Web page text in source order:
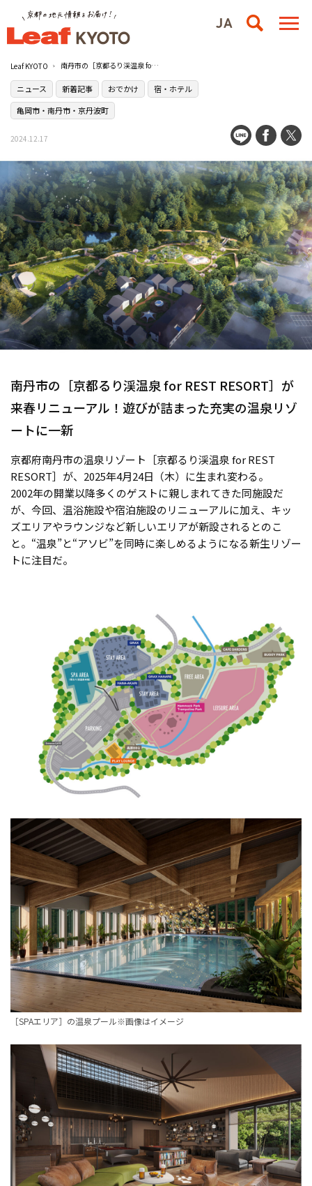
Leaf KYOTO 南丹市の［京都るり渓温泉 for REST RESORT］が来春リニューアル！遊びが詰まった充実の温泉リゾートに一新
ニュース 新着記事 おでかけ
宿・ホテル
亀岡市・南丹市・京丹波町
2024.12.17
南丹市の［京都るり渓温泉 for REST RESORT］が
来春リニューアル！遊びが詰まった充実の温泉リゾ
ートに一新
京都府南丹市の温泉リゾート［京都るり渓温泉 for REST
RESORT］が、2025年4月24日（木）に生まれ変わる。
2002年の開業以降多くのゲストに親しまれてきた同施設だ
が、今回、温浴施設や宿泊施設のリニューアルに加え、キッ
ズエリアやラウンジなど新しいエリアが新設されるとのこ
と。“温泉”と“アソビ”を同時に楽しめるようになる新生リゾー
トに注目だ。
［SPAエリア］の温泉プール※画像はイメージ